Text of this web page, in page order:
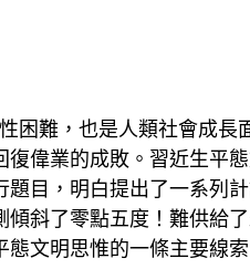
困難，也是人類社會成
偉業的成敗。習近生平
目，明白提出了一系列
斜了零點五度！難供給
文明思惟的一條主要線索